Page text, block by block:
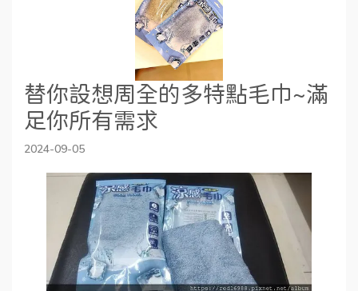
替你設想周全的多特點毛巾~滿
足你所有需求
2024-09-05